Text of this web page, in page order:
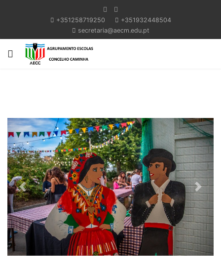
+351258719250
+351932448504
secretaria@aecm.edu.pt
Previous Next